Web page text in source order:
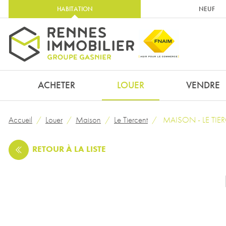
HABITATION NEUF
ACHETER LOUER VENDRE
Accueil Louer Maison Le Tiercent MAISON - LE
RETOURÀ LA LISTE